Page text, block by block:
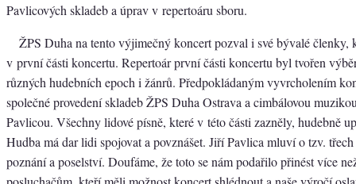
Pavlicových skladeb a úprav v repertoáru sboru.
ŽPS Duha na tento výjimečný koncert pozval i své bývalé členky,
v první části koncertu. Repertoár první části koncertu byl tvořen
různých hudebních epoch i žánrů. Předpokládaným vyvrcholením
společné provedení skladeb ŽPS Duha Ostrava a cimbálovou
Pavlicou. Všechny lidové písně, které v této části zazněly, hudebně
Hudba má dar lidi spojovat a povznášet. Jiří Pavlica mluví o tzv.
poznání a poselství. Doufáme, že toto se nám podařilo přinést více